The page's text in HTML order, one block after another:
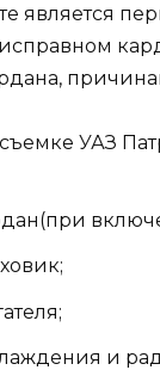
является
и